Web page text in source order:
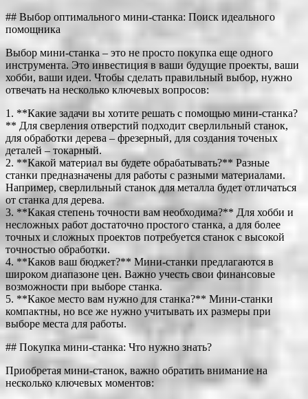
## Выбор оптимального мини-станка: Поиск идеального
помощника
Выбор мини-станка – это не просто покупка еще одного
инструмента. Это инвестиция в ваши будущие проекты, ваши
хобби, ваши идеи. Чтобы сделать правильный выбор, нужно
отвечать на несколько ключевых вопросов:
1. **Какие задачи вы хотите решать с помощью мини-станка?
** Для сверления отверстий подходит сверлильный станок,
для обработки дерева – фрезерный, для создания точеных
деталей – токарный.
2. **Какой материал вы будете обрабатывать?** Разные
станки предназначены для работы с разными материалами.
Например, сверлильный станок для металла будет отличаться
от станка для дерева.
3. **Какая степень точности вам необходима?** Для хобби и
несложных работ достаточно простого станка, а для более
точных и сложных проектов потребуется станок с высокой
точностью обработки.
4. **Каков ваш бюджет?** Мини-станки предлагаются в
широком диапазоне цен. Важно учесть свои финансовые
возможности при выборе станка.
5. **Какое место вам нужно для станка?** Мини-станки
компактны, но все же нужно учитывать их размеры при
выборе места для работы.
## Покупка мини-станка: Что нужно знать?
Приобретая мини-станок, важно обратить внимание на
несколько ключевых моментов: